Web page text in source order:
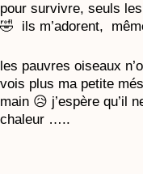
pour survivre, seuls
🤣 ils m’adorent,
les pauvres oiseaux
vois plus ma petite
main 😥 j’espère qu’il
chaleur …..